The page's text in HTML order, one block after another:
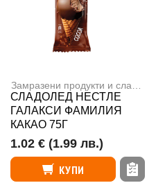
СЛАДОЛЕД НЕСТЛЕ
ГАЛАКСИ ФАМИЛИЯ
КАКАО 75Г
1.02 € (1.99 лв.)
КУПИ